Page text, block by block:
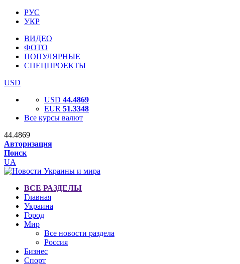
РУС
УКР
ВИДЕО
ФОТО
ПОПУЛЯРНЫЕ
СПЕЦПРОЕКТЫ
USD
USD 44.4869
EUR 51.3348
Все курсы валют
44.4869
Авторизация
Поиск
UA
ВСЕ РАЗДЕЛЫ
Главная
Украина
Город
Мир
Все новости раздела
Россия
Бизнес
Спорт